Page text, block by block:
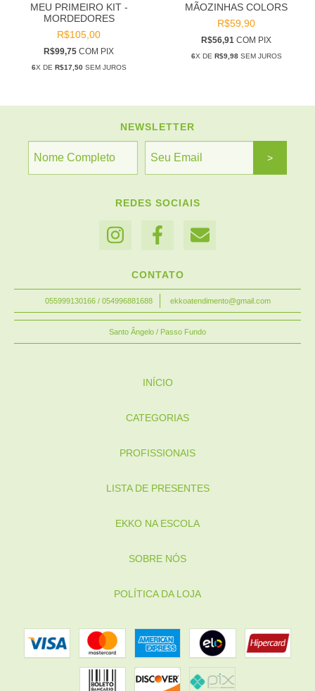
MEU PRIMEIRO KIT -
MORDEDORES
R$105,00
R$99,75 COM PIX
6X DE R$17,50SEM JUROS
MÃOZINHAS COLORS
R$59,90
R$56,91 COM PIX
6X DE R$9,98SEM JUROS
NEWSLETTER
REDES SOCIAIS
CONTATO
055999130166 / 054996881688 ekkoatendimento@gmail.com
Santo Ângelo / Passo Fundo
INÍCIO
CATEGORIAS
PROFISSIONAIS
LISTA DE PRESENTES
EKKO NA ESCOLA
SOBRE NÓS
POLÍTICA DA LOJA